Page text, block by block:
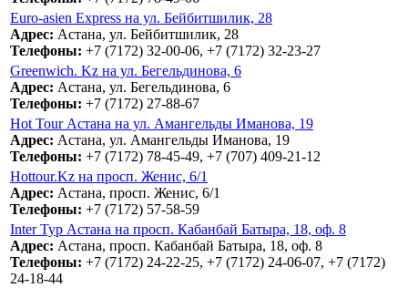
Euro-asien Express на ул. Бейбитшилик, 28
Адрес: Астана, ул. Бейбитшилик, 28
Телефоны: +7 (7172) 32-00-06, +7 (7172) 32-23-27
Greenwich. Kz на ул. Бегельдинова, 6
Адрес: Астана, ул. Бегельдинова, 6
Телефоны: +7 (7172) 27-88-67
Hot Tour Астана на ул. Амангельды Иманова, 19
Адрес: Астана, ул. Амангельды Иманова, 19
Телефоны: +7 (7172) 78-45-49, +7 (707) 409-21-12
Hottour.Kz на просп. Женис, 6/1
Адрес: Астана, просп. Женис, 6/1
Телефоны: +7 (7172) 57-58-59
Inter Тур Астана на просп. Кабанбай Батыра, 18, оф. 8
Адрес: Астана, просп. Кабанбай Батыра, 18, оф. 8
Телефоны: +7 (7172) 24-22-25, +7 (7172) 24-06-07, +7 (7172)
24-18-44